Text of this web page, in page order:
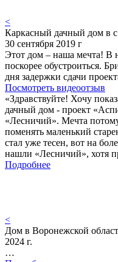
<
Каркасный дачный дом в
30 сентября 2019 г
Этот дом – наша мечта! В
поскорее обустроиться.
дня задержки сдачи
Посмотреть видеоотзыв
«Здравствуйте! Хочу
дачный дом - проект
«Лесничий». Мечта
поменять маленький
стал уже тесен, вот на
нашли «Лесничий», хотя
Подробнее
<
Дом в Воронежской
2024 г.
…